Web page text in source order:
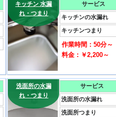
キッチン 水漏
れ・つまり
サービス
キッチンの水漏れ
キッチンつまり
作業時間：50分～
料金：￥2,200～
洗面所の水漏
れ・つまり
サービス
洗面所の水漏れ
洗面所つまり